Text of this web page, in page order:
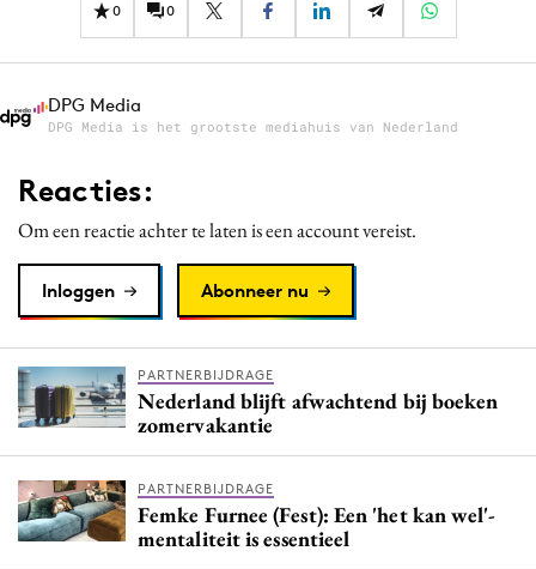
0 0
DPG Media
DPG Media is het grootste mediahuis van Nederland
Reacties:
Om een reactie achter te laten is een account vereist.
Inloggen Abonneer nu
PARTNERBIJDRAGE
Nederland blijft afwachtend bij boeken
zomervakantie
PARTNERBIJDRAGE
Femke Furnee (Fest): Een 'het kan wel'-
mentaliteit is essentieel